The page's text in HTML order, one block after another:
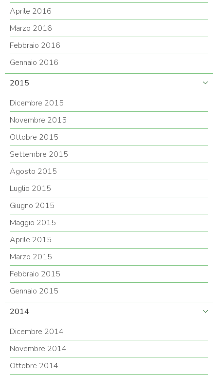
Aprile 2016
Marzo 2016
Febbraio 2016
Gennaio 2016
2015
Dicembre 2015
Novembre 2015
Ottobre 2015
Settembre 2015
Agosto 2015
Luglio 2015
Giugno 2015
Maggio 2015
Aprile 2015
Marzo 2015
Febbraio 2015
Gennaio 2015
2014
Dicembre 2014
Novembre 2014
Ottobre 2014